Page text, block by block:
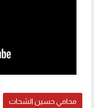
محامي حسين الشحات